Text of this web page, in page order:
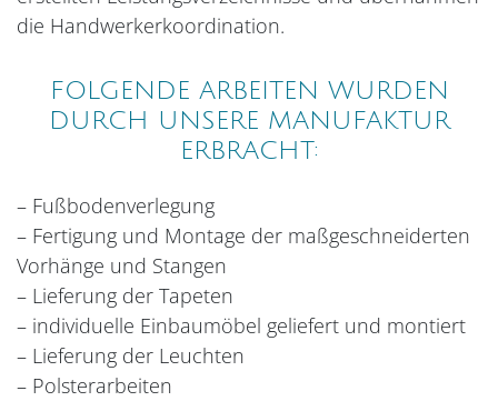
die Handwerkerkoordination.
FOLGENDE ARBEITEN WURDEN
DURCH UNSERE MANUFAKTUR
ERBRACHT:
– Fußbodenverlegung
– Fertigung und Montage der maßgeschneiderten
Vorhänge und Stangen
– Lieferung der Tapeten
– individuelle Einbaumöbel geliefert und montiert
– Lieferung der Leuchten
– Polsterarbeiten